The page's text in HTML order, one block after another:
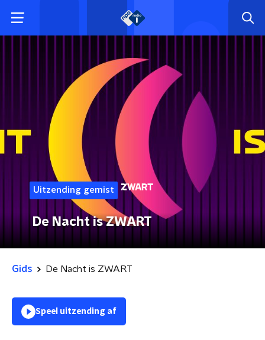
Uitzending gemist
De Nacht is ZWART
Gids De Nacht is ZWART
Speel uitzending af